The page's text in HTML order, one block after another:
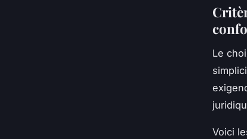
Le
Voici